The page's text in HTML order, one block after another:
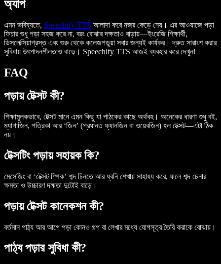
অ্যাপ
এমন ভবিষ্যতে, Speechify TTS আলাদা করে নজর কেড়ে নেয়। এর আওয়াজে পড়া
ফিচার শুধু পড়া সহজ করে না, বরং বোঝার দক্ষতাও বাড়ায়—ইংরেজি শিক্ষার্থী,
ডিসলেক্সিয়াগ্রস্ত এবং শুরু থেকে কলেজপড়ুয়া সবার জন্যই কার্যকর। দ্রুত সারাংশ করার
সুবিধায় উৎপাদনশীলতাও বাড়ে। Speechify TTS আজই ব্যবহার করে দেখুন!
FAQ
পড়ায় টেক্সট কী?
শিক্ষামূলকভাবে, টেক্সট মানে এমন কিছু যা পাঠকের কাছে অর্থবহ। অনেকের ধারণা শুধু বই,
ম্যাগাজিন, পত্রিকা আর ‘জিন’ (প্রধানত ফ্যানজিন বা ওয়েবজিন) হল টেক্সট—এটা ঠিক
নয়।
টেক্সটিং পড়ায় সহায়ক কি?
মেসেজিং বা ‘টেক্সট স্পিক’ শব্দ চিনতে আর ধ্বনি শেখায় সাহায্য করে, ফলে শব্দ চেনার
ক্ষমতা ও উচ্চারণ দক্ষতা দুটোই বাড়ে।
পড়ায় টেক্সট কানেকশন কী?
বর্তমান পাঠ্য আর আগে পড়া কোনও গল্প বা লেখার মধ্যে যোগসূত্র তৈরি করাকে বোঝায়।
পাঠ্য পড়ার সুবিধা কী?